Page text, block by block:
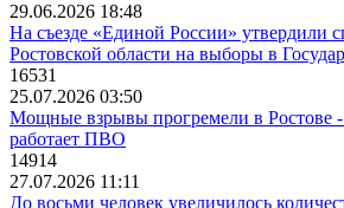
29.06.2026 18:48
На съезде «Единой России» утвердили
Ростовской области на выборы в
16531
25.07.2026 03:50
Мощные взрывы прогремели в Ростове
работает ПВО
14914
27.07.2026 11:11
До восьми человек увеличилось